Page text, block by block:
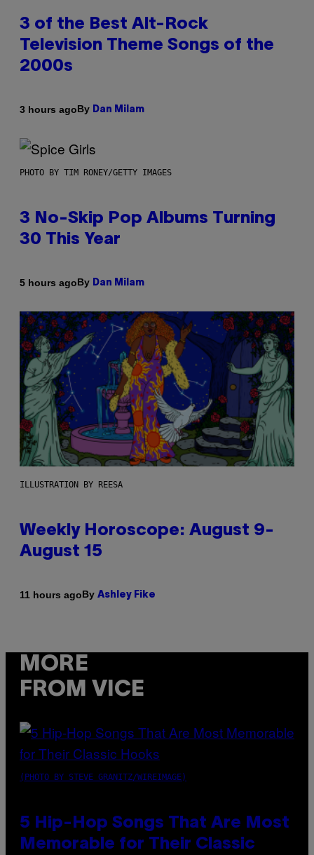
3 of the Best Alt-Rock
Television Theme Songs of the
2000s
3 hours agoBy Dan Milam
PHOTO BY TIM RONEY/GETTY IMAGES
3 No-Skip Pop Albums Turning
30 This Year
5 hours agoBy Dan Milam
ILLUSTRATION BY REESA
Weekly Horoscope: August 9-
August 15
11 hours agoBy Ashley Fike
MORE
FROM VICE
(PHOTO BY STEVE GRANITZ/WIREIMAGE)
5 Hip-Hop Songs That Are Most
Memorable for Their Classic